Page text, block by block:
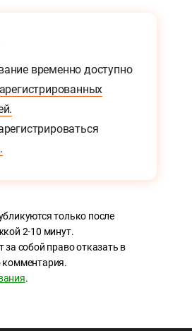
временно доступно
только после
2-10 минут.
за собой право отказать в
комментария.
.